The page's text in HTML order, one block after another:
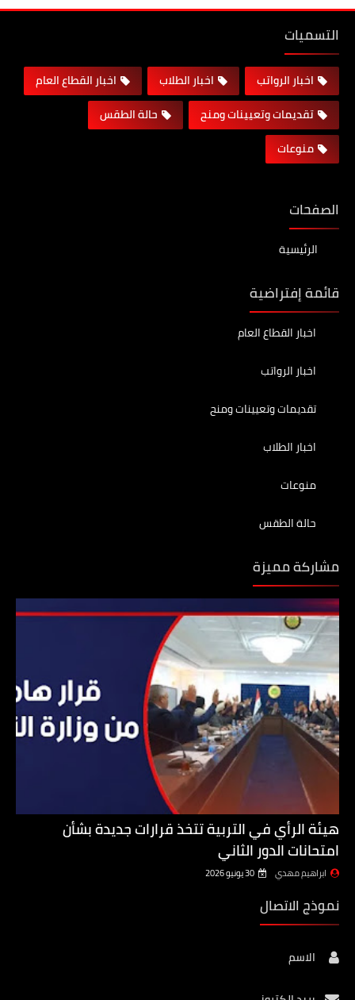
التسميات
اخبار الرواتب اخبار الطلاب
اخبار القطاع العام
تقديمات وتعيينات ومنح
حالة الطقس
منوعات
الصفحات
الرئيسية
قائمة إفتراضية
اخبار القطاع العام
اخبار الرواتب
تقديمات وتعيينات ومنح
اخبار الطلاب
منوعات
حالة الطقس
مشاركة مميزة
هيئة الرأي في التربية تتخذ قرارات جديدة بشأن
امتحانات الدور الثاني
ابراهيم مهدي 30 يونيو 2026
نموذج الاتصال
الاسم